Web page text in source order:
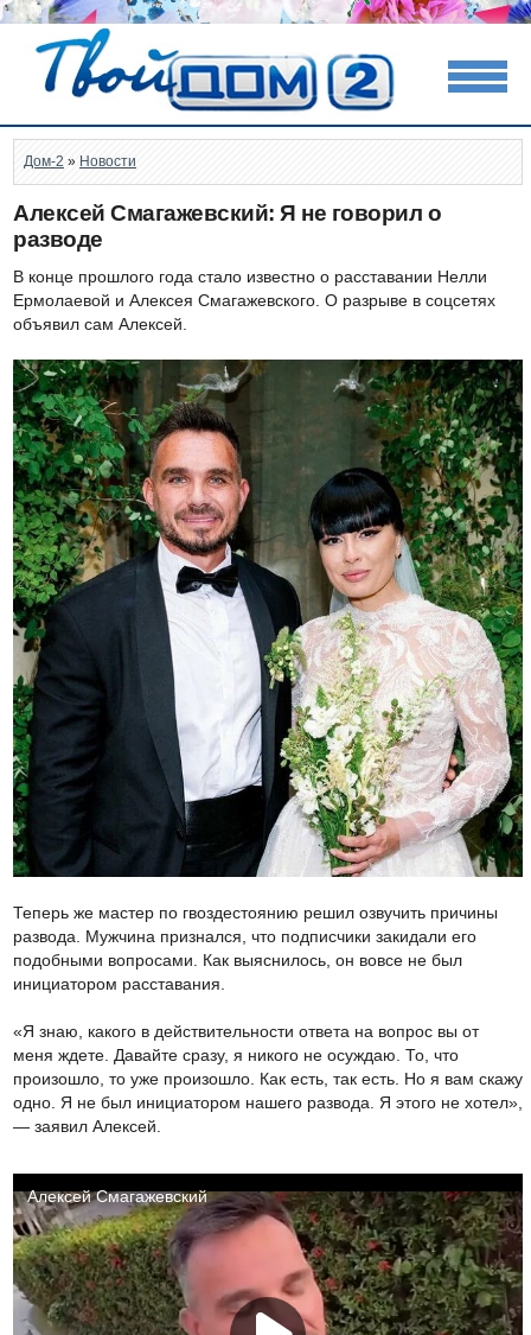
Дом-2 » Новости
Алексей Смагажевский: Я не говорил о
разводе
В конце прошлого года стало известно о расставании Нелли
Ермолаевой и Алексея Смагажевского. О разрыве в соцсетях
объявил сам Алексей.
Теперь же мастер по гвоздестоянию решил озвучить причины
развода. Мужчина признался, что подписчики закидали его
подобными вопросами. Как выяснилось, он вовсе не был
инициатором расставания.
«Я знаю, какого в действительности ответа на вопрос вы от
меня ждете. Давайте сразу, я никого не осуждаю. То, что
произошло, то уже произошло. Как есть, так есть. Но я вам скажу
одно. Я не был инициатором нашего развода. Я этого не хотел»,
— заявил Алексей.